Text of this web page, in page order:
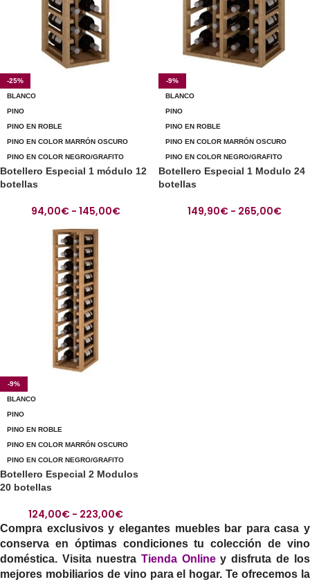
-25%
BLANCO
PINO
PINO EN ROBLE
PINO EN COLOR MARRÓN OSCURO
PINO EN COLOR NEGRO/GRAFITO
Botellero Especial 1 módulo 12
botellas
94,00€ - 145,00€
-9%
BLANCO
PINO
PINO EN ROBLE
PINO EN COLOR MARRÓN OSCURO
PINO EN COLOR NEGRO/GRAFITO
Botellero Especial 1 Modulo 24
botellas
149,90€ - 265,00€
-9%
BLANCO
PINO
PINO EN ROBLE
PINO EN COLOR MARRÓN OSCURO
PINO EN COLOR NEGRO/GRAFITO
Botellero Especial 2 Modulos
20 botellas
124,00€ - 223,00€
Compra exclusivos y elegantes muebles bar para casa y
conserva en óptimas condiciones tu colección de vino
doméstica. Visita nuestra Tienda Onliney disfruta de los
mejores mobiliarios de vino para el hogar. Te ofrecemos la